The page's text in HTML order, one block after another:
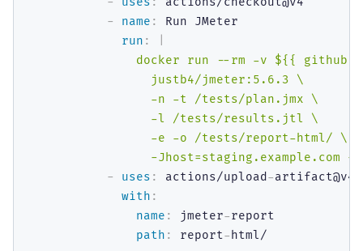
-
name :
Run JMeter
run :
docker run --rm -v ${{
            justb4/jmeter:5.6.3 \
            -n -t /tests/plan.jmx \
            -l /tests/results.jtl \
            -e -o /tests/report-html/ \
-Jhost=staging.example.com -
-
uses : actions/upload -artifact@v4
with :
name : jmeter-report
path : report- html/